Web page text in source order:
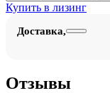
Купить в лизинг
Доставка,
Отзывы